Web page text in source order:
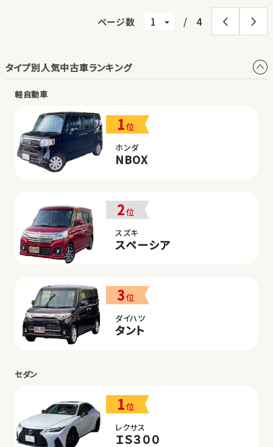
ページ数 / 4
タイプ別人気中古車ランキング
軽自動車
1位
ホンダ
NBOX
2位
スズキ
スペーシア
3位
ダイハツ
タント
セダン
1位
レクサス
ＩＳ３００